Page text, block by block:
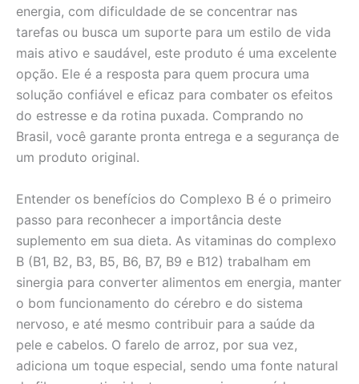
energia, com dificuldade de se concentrar nas
tarefas ou busca um suporte para um estilo de vida
mais ativo e saudável, este produto é uma excelente
opção. Ele é a resposta para quem procura uma
solução confiável e eficaz para combater os efeitos
do estresse e da rotina puxada. Comprando no
Brasil, você garante pronta entrega e a segurança de
um produto original.
Entender os benefícios do Complexo B é o primeiro
passo para reconhecer a importância deste
suplemento em sua dieta. As vitaminas do complexo
B (B1, B2, B3, B5, B6, B7, B9 e B12) trabalham em
sinergia para converter alimentos em energia, manter
o bom funcionamento do cérebro e do sistema
nervoso, e até mesmo contribuir para a saúde da
pele e cabelos. O farelo de arroz, por sua vez,
adiciona um toque especial, sendo uma fonte natural